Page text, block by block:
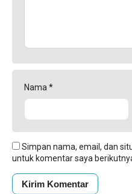
Nama*
Simpan nama, email, dan
untuk komentar saya